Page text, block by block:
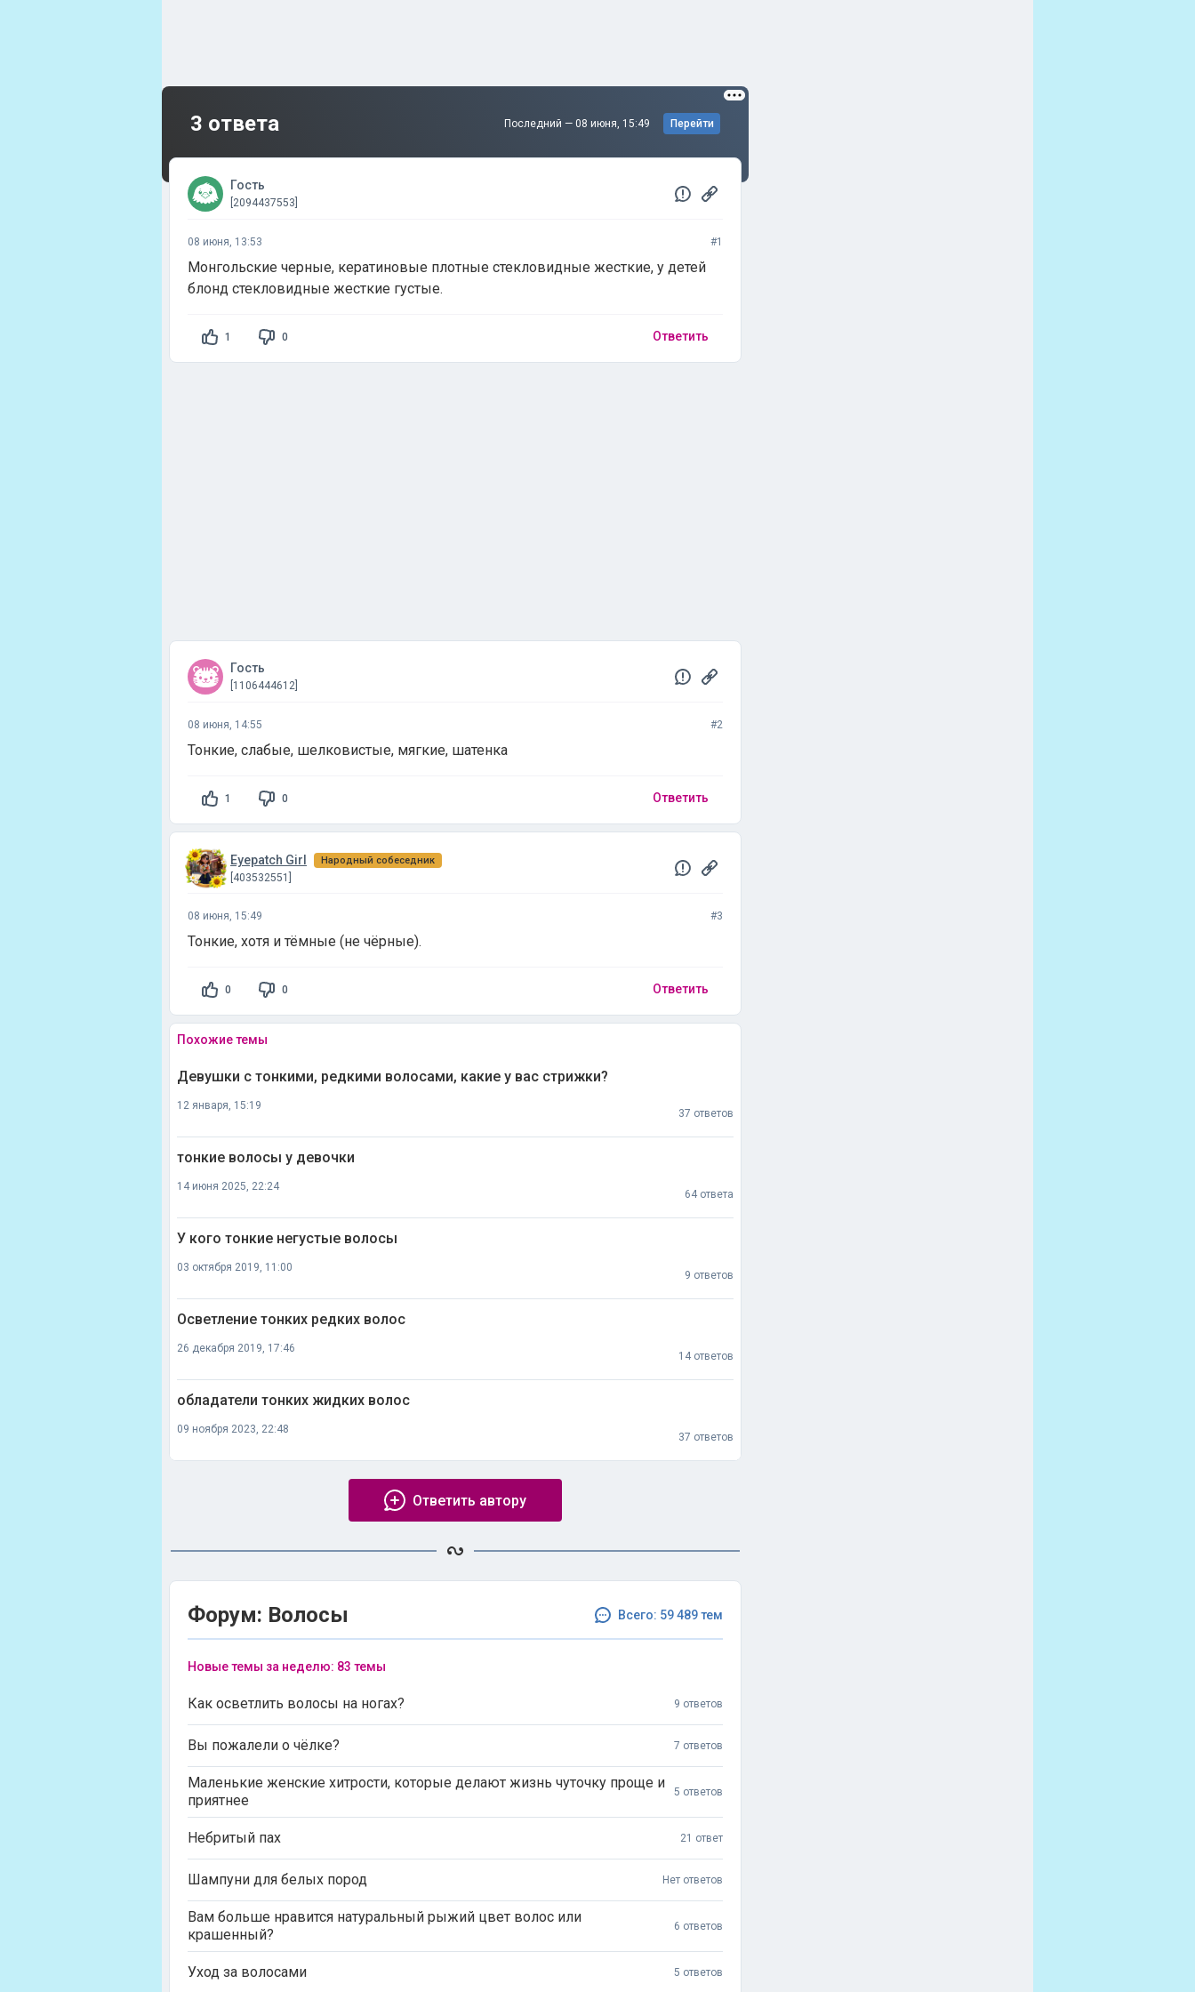
3 ответа Последний — 08 июня, 15:49 Перейти
Гость
[2094437553]
08 июня, 13:53 #1
Монгольские черные, кератиновые плотные стекловидные жесткие, у детей
блонд стекловидные жесткие густые.
1 0 Ответить
Гость
[1106444612]
08 июня, 14:55 #2
Тонкие, слабые, шелковистые, мягкие, шатенка
1 0 Ответить
Eyepatch Girl Народный собеседник
[403532551]
08 июня, 15:49 #3
Тонкие, хотя и тёмные (не чёрные).
0 0 Ответить
Похожие темы
Девушки с тонкими, редкими волосами, какие у вас стрижки?
12 января, 15:19
37 ответов
тонкие волосы у девочки
14 июня 2025, 22:24
64 ответа
У кого тонкие негустые волосы
03 октября 2019, 11:00
9 ответов
Осветление тонких редких волос
26 декабря 2019, 17:46
14 ответов
обладатели тонких жидких волос
09 ноября 2023, 22:48
37 ответов
Ответить автору
Форум: Волосы Всего: 59 489 тем
Новые темы за неделю: 83 темы
Как осветлить волосы на ногах? 9 ответов
Вы пожалели о чёлке? 7 ответов
Маленькие женские хитрости, которые делают жизнь чуточку проще и
приятнее
5 ответов
Небритый пах 21 ответ
Шампуни для белых пород Нет ответов
Вам больше нравится натуральный рыжий цвет волос или
крашенный?
6 ответов
Уход за волосами 5 ответов